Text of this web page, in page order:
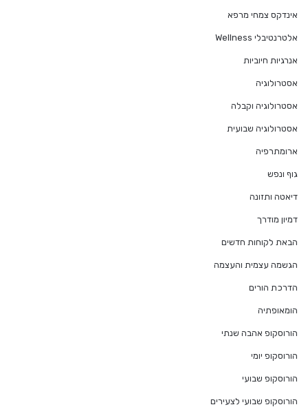
אינדקס צמחי מרפא
אלטרנטיבלי Wellness
אנרגיות חיוביות
אסטרולוגיה
אסטרולוגיה וקבלה
אסטרולוגיה שבועית
ארומתרפיה
גוף ונפש
דיאטה ותזונה
דמיון מודרך
הבאת לקוחות חדשים
הגשמה עצמית והעצמה
הדרכת הורים
הומאופתיה
הורוסקופ אהבה שנתי
הורוסקופ יומי
הורוסקופ שבועי
הורוסקופ שבועי לצעירים